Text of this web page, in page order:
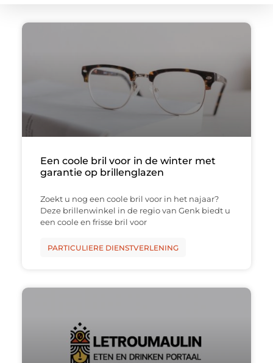
Een coole bril voor in de winter met
garantie op brillenglazen
Zoekt u nog een coole bril voor in het najaar?
Deze brillenwinkel in de regio van Genk biedt u
een coole en frisse bril voor
PARTICULIERE DIENSTVERLENING